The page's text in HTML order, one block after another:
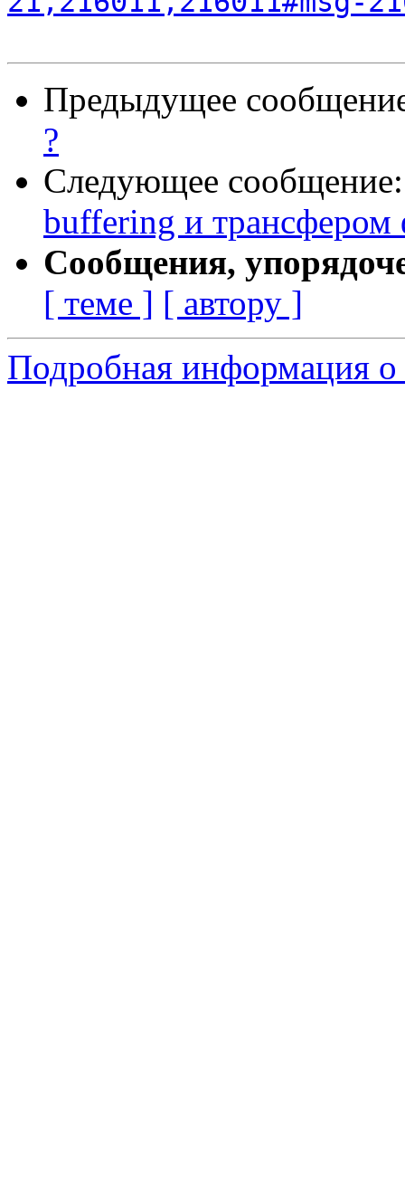
Предыдущее
?
Следующее
buffering и
Сообщения,
[ теме ] [ автору ]
Подробная информация